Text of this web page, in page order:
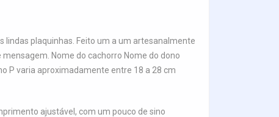
lindas plaquinhas. Feito um a um artesanalmente
Nome do cachorro Nome do dono
P varia aproximadamente entre 18 a 28 cm
ajustável, com um pouco de sino